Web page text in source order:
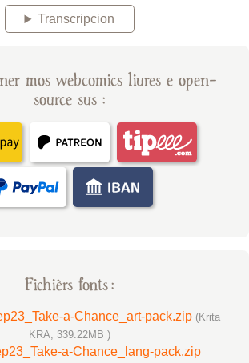
Transcripcion
mos webcomics liures e open-
source sus :
Fichièrs fonts :
a-Chance_art-pack.zip (Krita
KRA, 339.22MB )
a-Chance_lang-pack.zip